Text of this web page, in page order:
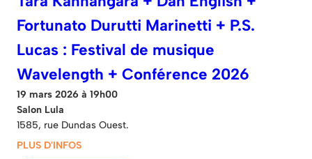
Fortunato Durutti Marinetti + P.S.
Lucas : Festival de musique
Wavelength + Conférence 2026
19 mars 2026 à 19h00
Salon Lula
1585, rue Dundas Ouest.
PLUS D'INFOS